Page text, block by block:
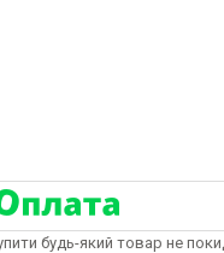
будь-який товар не